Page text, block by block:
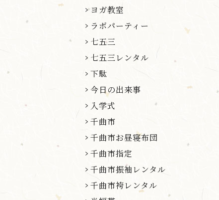
ヨガ教室
ラボパーティー
七五三
七五三レンタル
下駄
今日の出来事
入学式
千曲市
千曲市お昼寝布団
千曲市指定
千曲市振袖レンタル
千曲市袴レンタル